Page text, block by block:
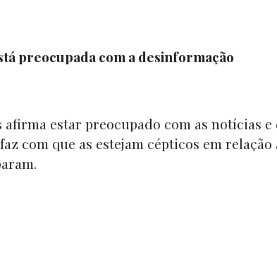
preocupada com a desinformação
estar preocupado com as notícias e
com que as estejam cépticos em